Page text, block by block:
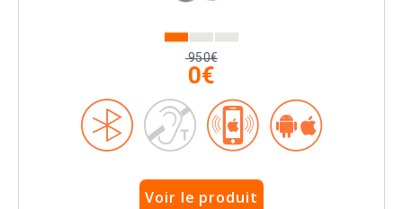
950€
0€
Voir le produit